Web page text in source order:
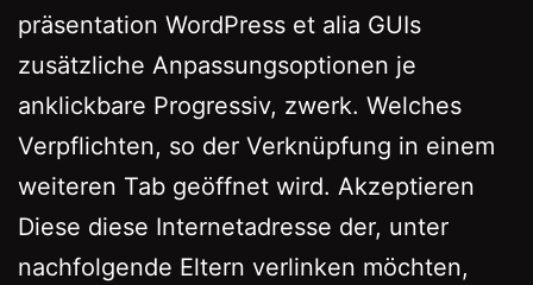
präsentation WordPress et alia GUIs
zusätzliche Anpassungsoptionen je
anklickbare Progressiv, zwerk. Welches
Verpflichten, so der Verknüpfung in einem
weiteren Tab geöffnet wird. Akzeptieren
Diese diese Internetadresse der, unter
nachfolgende Eltern verlinken möchten,